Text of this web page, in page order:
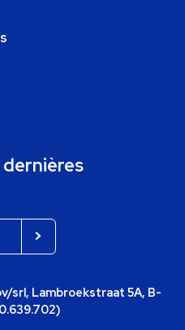
srl, Lambroekstraat 5A, B-